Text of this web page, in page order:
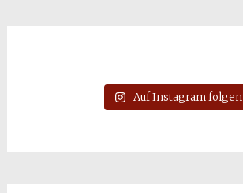
Auf Instagram folgen